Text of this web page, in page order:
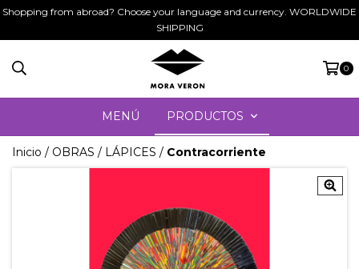
Shopping from abroad? Choose your language and currency. WORLDWIDE
SHIPPING
0
MENÚ PRODUCTOS
Inicio / OBRAS / LÁPICES / Contracorriente